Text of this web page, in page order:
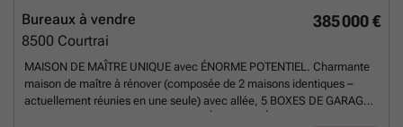
385 000 €
Bureaux à vendre
8500 Courtrai
MAISON DE MAÎTRE UNIQUE avec ÉNORME POTENTIEL. Charmante
maison de maître à rénover (composée de 2 maisons identiques –
actuellement réunies en une seule) avec allée, 5 BOXES DE GARAGE